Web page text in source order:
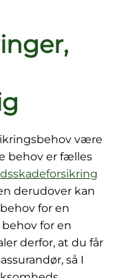
være
behov er fælles
derudover kan
for en
for en
derfor, at du får
så I